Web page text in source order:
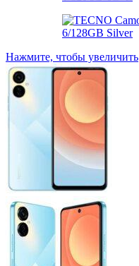
Нажмите, чтобы увеличить